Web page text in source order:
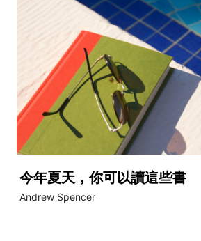
今年夏天，你可以讀這些書
Andrew Spencer